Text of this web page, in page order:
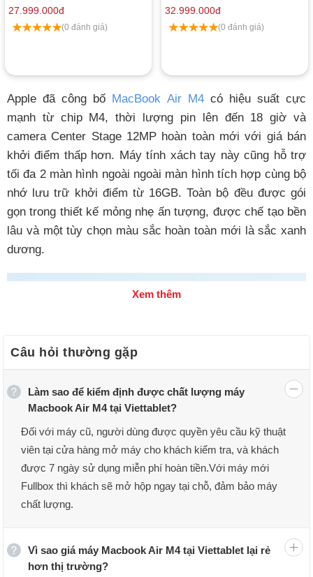
27.999.000đ
(0 đánh giá)
Việt Nam
32.999.000đ
(0 đánh giá)
Apple đã công bố MacBook Air M4có hiệu suất cực
mạnh từ chip M4, thời lượng pin lên đến 18 giờ và
camera Center Stage 12MP hoàn toàn mới với giá bán
khởi điểm thấp hơn. Máy tính xách tay này cũng hỗ trợ
tối đa 2 màn hình ngoài ngoài màn hình tích hợp cùng bộ
nhớ lưu trữ khởi điểm từ 16GB. Toàn bộ đều được gói
gọn trong thiết kế mỏng nhẹ ấn tượng, được chế tạo bền
lâu và một tùy chọn màu sắc hoàn toàn mới là sắc xanh
dương.
MacBook Air M4 có giá khởi điểm từ
Xem thêm
Câu hỏi thường gặp
Làm sao để kiểm định được chất lượng máy
Macbook Air M4 tại Viettablet?
Đối với máy cũ, người dùng được quyền yêu cầu kỹ thuật
viên tại cửa hàng mở máy cho khách kiểm tra, và khách
được 7 ngày sử dụng miễn phí hoàn tiền.Với máy mới
Fullbox thì khách sẽ mở hộp ngay tại chỗ, đảm bảo máy
chất lượng.
Vì sao giá máy Macbook Air M4 tại Viettablet lại rẻ
hơn thị trường?